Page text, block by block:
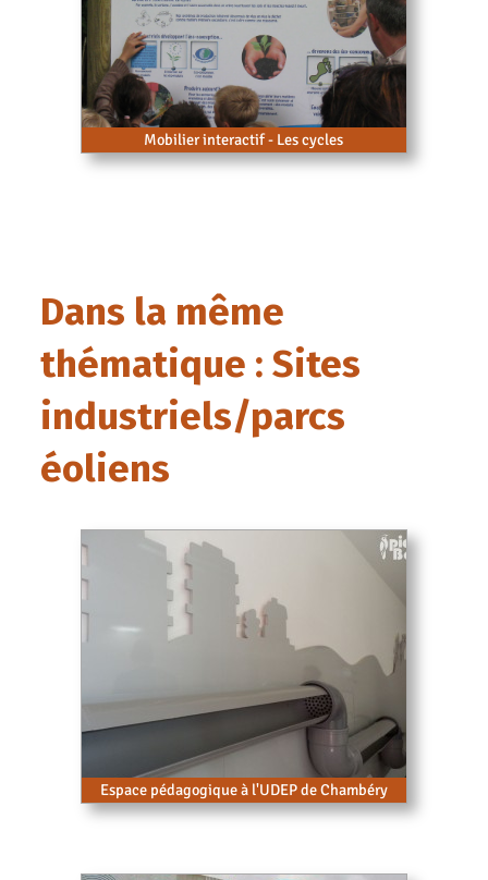
Mobilier interactif - Les cycles
Dans la même
thématique : Sites
industriels/parcs
éoliens
Espace pédagogique à l'UDEP de Chambéry